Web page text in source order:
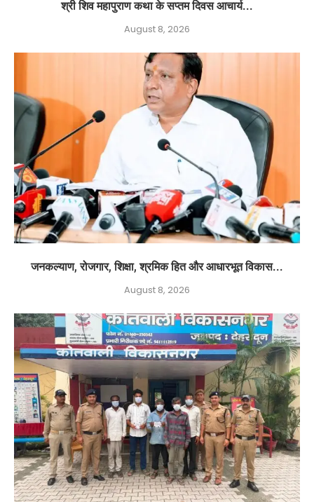
श्री शिव महापुराण कथा के सप्तम दिवस आचार्य...
August 8, 2026
जनकल्याण, रोजगार, शिक्षा, श्रमिक हित और आधारभूत विकास...
August 8, 2026